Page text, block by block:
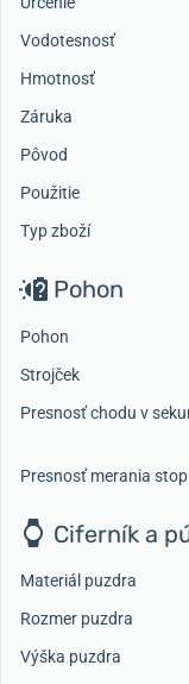
Vodotesnosť
Hmotnosť
Záruka
Pôvod
Použitie
Typ zboží
Pohon
Pohon
Strojček
Presnosť chodu v
Presnosť merania
Ciferník a
Materiál puzdra
Rozmer puzdra
Výška puzdra